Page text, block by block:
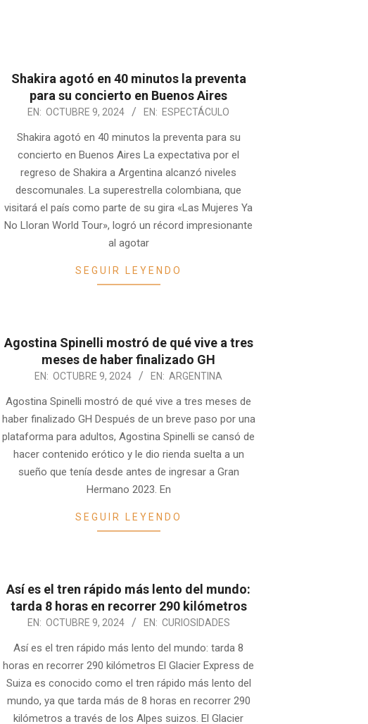
Shakira agotó en 40 minutos la preventa
para su concierto en Buenos Aires
EN: OCTUBRE 9, 2024 EN: ESPECTÁCULO
Shakira agotó en 40 minutos la preventa para su
concierto en Buenos Aires La expectativa por el
regreso de Shakira a Argentina alcanzó niveles
descomunales. La superestrella colombiana, que
visitará el país como parte de su gira «Las Mujeres Ya
No Lloran World Tour», logró un récord impresionante
al agotar
SEGUIR LEYENDO
Agostina Spinelli mostró de qué vive a tres
meses de haber finalizado GH
EN: OCTUBRE 9, 2024 EN: ARGENTINA
Agostina Spinelli mostró de qué vive a tres meses de
haber finalizado GH Después de un breve paso por una
plataforma para adultos, Agostina Spinelli se cansó de
hacer contenido erótico y le dio rienda suelta a un
sueño que tenía desde antes de ingresar a Gran
Hermano 2023. En
SEGUIR LEYENDO
Así es el tren rápido más lento del mundo:
tarda 8 horas en recorrer 290 kilómetros
EN: OCTUBRE 9, 2024 EN: CURIOSIDADES
Así es el tren rápido más lento del mundo: tarda 8
horas en recorrer 290 kilómetros El Glacier Express de
Suiza es conocido como el tren rápido más lento del
mundo, ya que tarda más de 8 horas en recorrer 290
kilómetros a través de los Alpes suizos. El Glacier